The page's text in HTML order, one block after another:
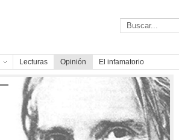
Lecturas Opinión El infamatorio